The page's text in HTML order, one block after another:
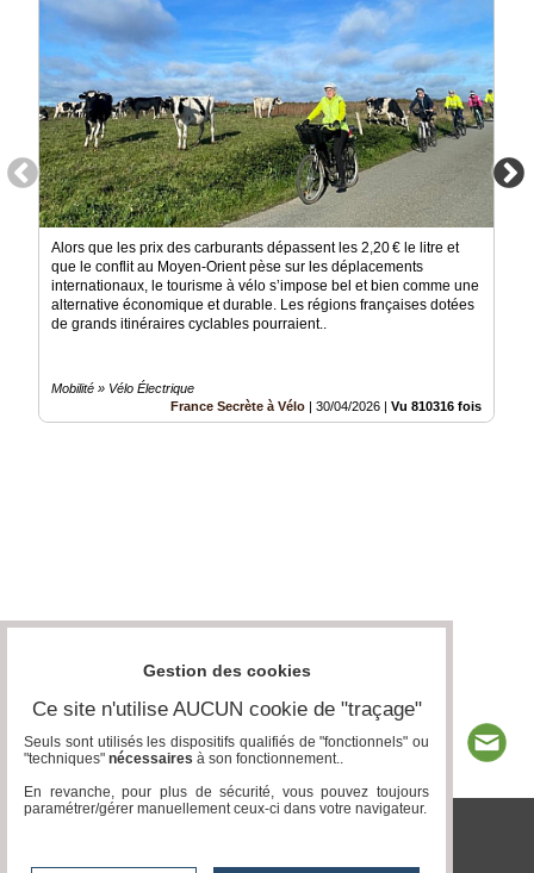
Alors que les prix des carburants dépassent les 2,20 € le litre et
que le conflit au Moyen-Orient pèse sur les déplacements
internationaux, le tourisme à vélo s’impose bel et bien comme une
alternative économique et durable. Les régions françaises dotées
de grands itinéraires cyclables pourraient..
Mobilité » Vélo Électrique
France Secrète à Vélo
30/04/2026 Vu 810316 fois
tvlocale.fr
Gestion des cookies
Ce site n'utilise AUCUN cookie de "traçage"
Seuls sont utilisés les dispositifs qualifiés de "fonctionnels" ou
"techniques" nécessaires à son fonctionnement..
En revanche, pour plus de sécurité, vous pouvez toujours
paramétrer/gérer manuellement ceux-ci dans votre navigateur.